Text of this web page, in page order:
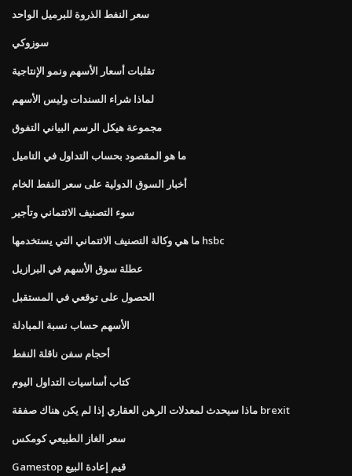
سعر النفط الذروة للبرميل الواحد
سوزوكي
تقلبات أسعار الأسهم ونمو الإنتاجية
لماذا شراء السندات وليس الأسهم
مجموعة هيكل الرسم البياني التفوق
ما هو المقصود بحساب التداول في التاميل
أخبار السوق الدولية على سعر النفط الخام
سوء التصنيف الائتماني وتأجير
ما هي وكالة التصنيف الائتماني التي يستخدمها hsbc
عطلة سوق الأسهم في البرازيل
الحصول على توقعي في المستقبل
الأسهم حساب نسبة المبادلة
أحجام سفن ناقلة النفط
كتاب أساسيات التداول اليوم
ماذا سيحدث لمعدلات الرهن العقاري إذا لم يكن هناك صفقة brexit
سعر الغاز الطبيعي كومكس
Gamestop قيم إعادة البيع